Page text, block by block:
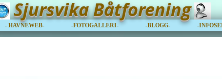
- HAVNEWEB- -FOTOGALLERI- -BLOGG- -
Sjursvika Båtforening